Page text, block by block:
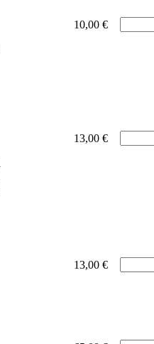
10,00 €
13,00 €
13,00 €